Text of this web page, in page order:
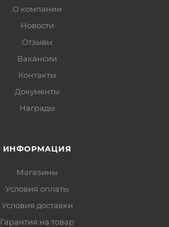
О компании
Новости
Отзывы
Вакансии
Контакты
Документы
Награды
ИНФОРМАЦИЯ
Магазины
Условия оплаты
Условия доставки
Гарантия на товар